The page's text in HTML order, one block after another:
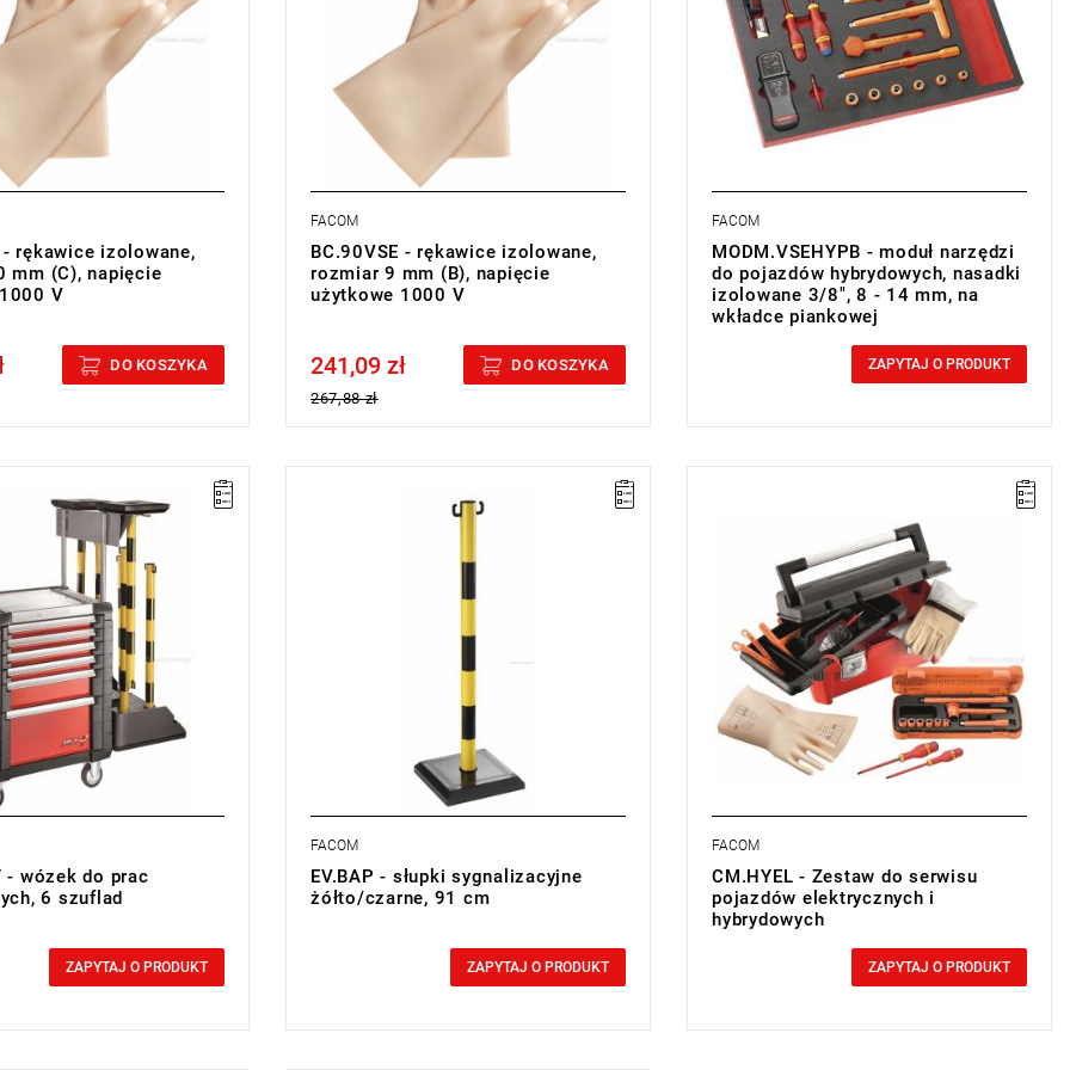
- rękawice izolowane,
mm (C), napięcie
V
DO KOSZYKA
FACOM
BC.90VSE - rękawice izolowane,
rozmiar 9 mm (B), napięcie
użytkowe 1000 V
Price tax included
241,09 zł
267,88 zł
DO KOSZYKA
- 2 wkrętaki.
- 2 klucze oczkowe: 10 - 12 mm.
- Tester DAT-VAT.
FACOM
MODM.VSEHYPB - moduł narzędzi
do pojazdów hybrydowych, nasadki
izolowane 3/8", 8 - 14 mm, na
wkładce piankowej
ZAPYTAJ O PRODUKT
szufladami: JET.6M3.
słupków do znakowania.
plastikowych żółtych i
m.
sygnalizacyjnych
- wózek do prac
6 szuflad
ZAPYTAJ O PRODUKT
FACOM
EV.BAP - słupki sygnalizacyjne
żółto/czarne, 91 cm
ZAPYTAJ O PRODUKT
FACOM
CM.HYEL - Zestaw do serwisu
pojazdów elektrycznych i
hybrydowych
ZAPYTAJ O PRODUKT